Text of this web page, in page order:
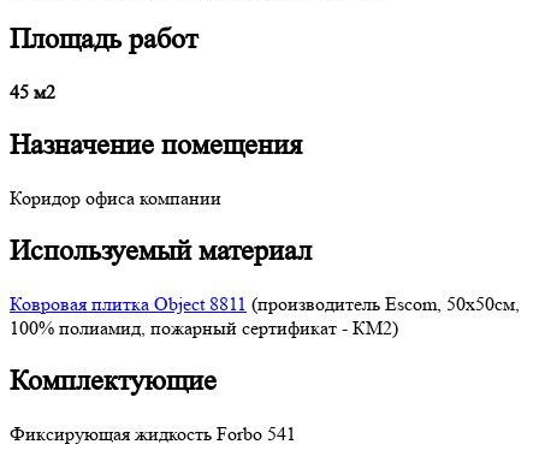
Площадь работ
45 м2
Назначение помещения
Коридор офиса компании
Используемый материал
Ковровая плитка Object 8811 (производитель Escom, 50x50см,
100% полиамид, пожарный сертификат - КМ2)
Комплектующие
Фиксирующая жидкость Forbo 541